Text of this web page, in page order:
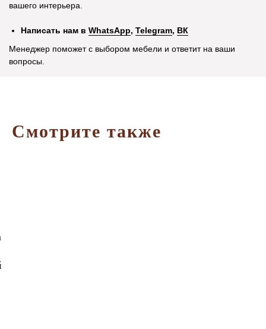
вашего интерьера.
Написать нам в WhatsApp, Telegram, ВК
Менеджер поможет с выбором мебели и ответит на ваши
вопросы.
Смотрите также